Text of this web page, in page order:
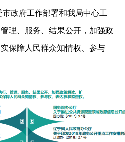
市政府工作部署和我局中心工
理、服务、结果公开，加强政
保障人民群众知情权、参与